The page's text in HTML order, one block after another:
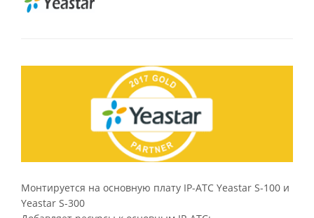
Монтируется на основную плату IP-АТС Yeastar S-100 и
Yeastar S-300